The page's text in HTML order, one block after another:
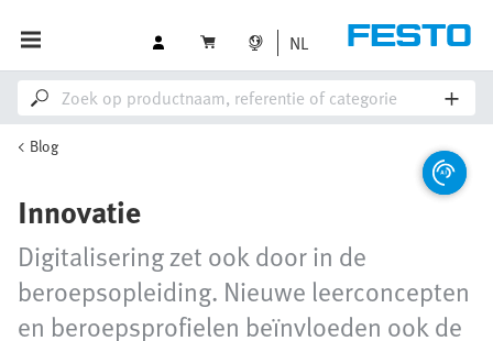
NL
Blog
Innovatie
Digitalisering zet ook door in de
beroepsopleiding. Nieuwe leerconcepten
en beroepsprofielen beïnvloeden ook de